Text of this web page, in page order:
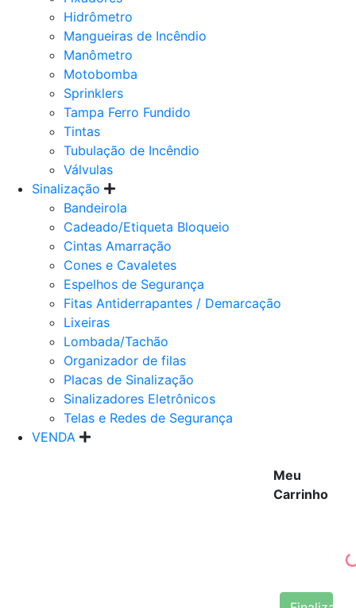
Hidrômetro
Mangueiras de Incêndio
Manômetro
Motobomba
Sprinklers
Tampa Ferro Fundido
Tintas
Tubulação de Incêndio
Válvulas
Sinalização
Bandeirola
Cadeado/Etiqueta Bloqueio
Cintas Amarração
Cones e Cavaletes
Espelhos de Segurança
Fitas Antiderrapantes / Demarcação
Lixeiras
Lombada/Tachão
Organizador de filas
Placas de Sinalização
Sinalizadores Eletrônicos
Telas e Redes de Segurança
VENDA
Meu
Carrinho